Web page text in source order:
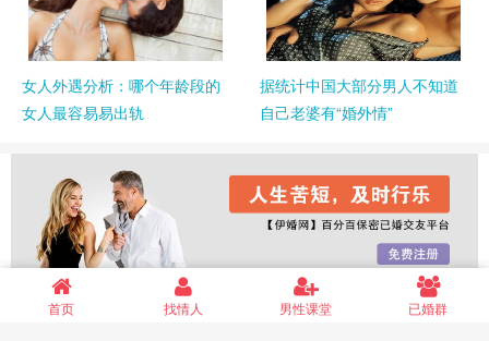
女人外遇分析：哪个年龄段的
女人最容易易出轨
据统计中国大部分男人不知道
自己老婆有“婚外情”
首页 找情人 男性课堂 已婚群